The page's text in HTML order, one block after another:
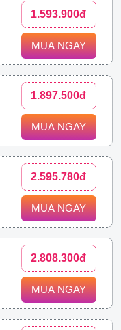
1.593.900đ
MUA NGAY
1.897.500đ
MUA NGAY
2.595.780đ
MUA NGAY
2.808.300đ
MUA NGAY